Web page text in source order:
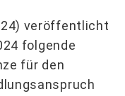
veröffentlicht
folgende
für den